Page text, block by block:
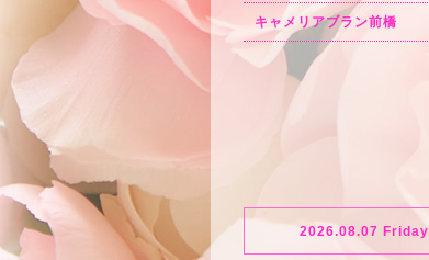
キャメリアブラン前橋
2026.08.07 Friday